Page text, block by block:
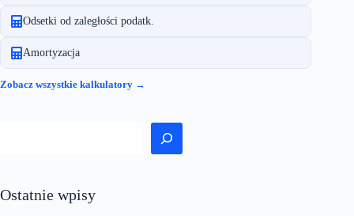
Odsetki od zaległości podatk.
Amortyzacja
Zobacz wszystkie kalkulatory →
Ostatnie wpisy